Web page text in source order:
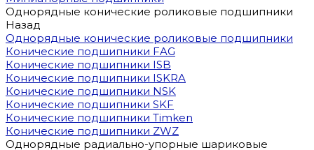
Однорядные конические роликовые подшипники
Назад
Однорядные конические роликовые подшипники
Конические подшипники FAG
Конические подшипники ISB
Конические подшипники ISKRA
Конические подшипники NSK
Конические подшипники SKF
Конические подшипники Timken
Конические подшипники ZWZ
Однорядные радиально-упорные шариковые